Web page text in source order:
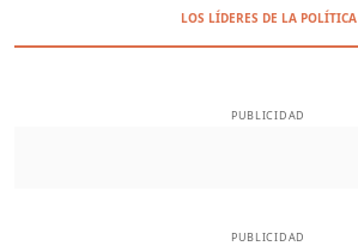
LOS LÍDERES DE LA POLÍTICA
PUBLICIDAD
PUBLICIDAD